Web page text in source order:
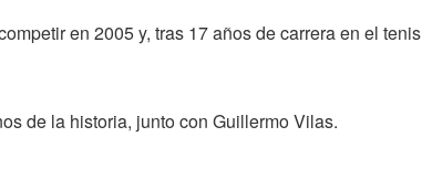
en 2005 y, tras 17 años de carrera en el tenis
de la historia, junto con Guillermo Vilas.